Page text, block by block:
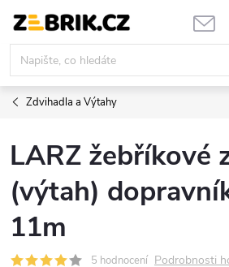
obsah
Zdvihadla a Výtahy
LARZ žebříkové
(výtah)
11m
5 hodnocení Podrobnosti